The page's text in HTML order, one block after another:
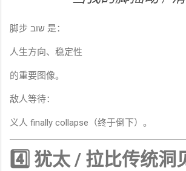
脚步 שוב 是：
人生方向、稳定性
的重要图像。
敌人等待：
义人 finally collapse（终于倒下）。
4️⃣ 犹太 / 拉比传统洞